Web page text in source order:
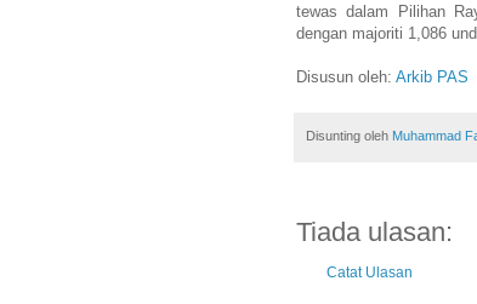
tewas dalam Pilihan
dengan majoriti 1,086
Disusun oleh: Arkib PAS
Disunting oleh Muhammad
Tiada ulasan:
Catat Ulasan